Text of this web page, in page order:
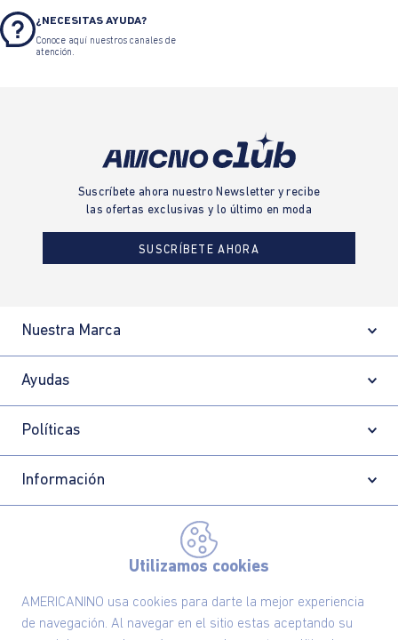
Utilizamos cookies
AMERICANINO usa cookies para darte la mejor experiencia
de navegación. Al navegar en el sitio estas aceptando su
¿NECESITAS AYUDA?
Conoce aquí nuestros canales de
atención.
Suscríbete ahora nuestro Newsletter y recibe
las ofertas exclusivas y lo último en moda
SUSCRÍBETE AHORA
Nuestra Marca
Ayudas
Políticas
Información